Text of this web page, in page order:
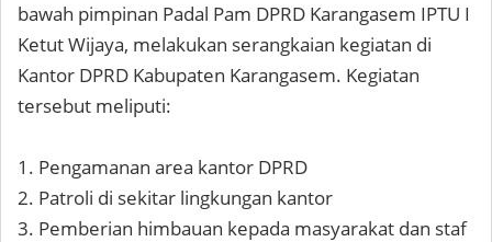
bawah pimpinan Padal Pam DPRD Karangasem IPTU I
Ketut Wijaya, melakukan serangkaian kegiatan di
Kantor DPRD Kabupaten Karangasem. Kegiatan
tersebut meliputi:
1. Pengamanan area kantor DPRD
2. Patroli di sekitar lingkungan kantor
3. Pemberian himbauan kepada masyarakat dan staf